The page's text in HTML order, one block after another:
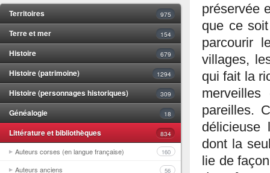
Territoires 975
Terre et mer 154
Histoire 679
Histoire (patrimoine) 1294
Histoire (personnages historiques) 309
Généalogie 18
Littérature et bibliothèques 834
Auteurs corses (en langue française) 160
Auteurs anciens 56
préservée
que ce
parcourir
villages,
qui fait la
pareilles.
délicieuse
dont la
lie de